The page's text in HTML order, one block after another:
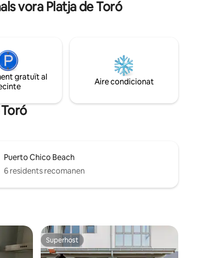
en
molt còmoda. Ambdós dormitoris tenen
un llit d'1,50 cm.
vora Platja de Toró
gratuït al
Aire condicionat
Puerto Chico Beach
6 residents recomanen
Superhost
Superhost